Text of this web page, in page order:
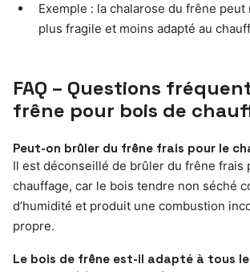
Exemple : la chalarose du frêne
plus fragile et moins adapté au
FAQ – Questions
frêne pour bois de
Peut-on brûler du frêne frais pour le
Il est déconseillé de brûler du frêne frais
chauffage, car le bois tendre non séché
d’humidité et produit une combustion
propre.
Le bois de frêne est-il adapté à tous